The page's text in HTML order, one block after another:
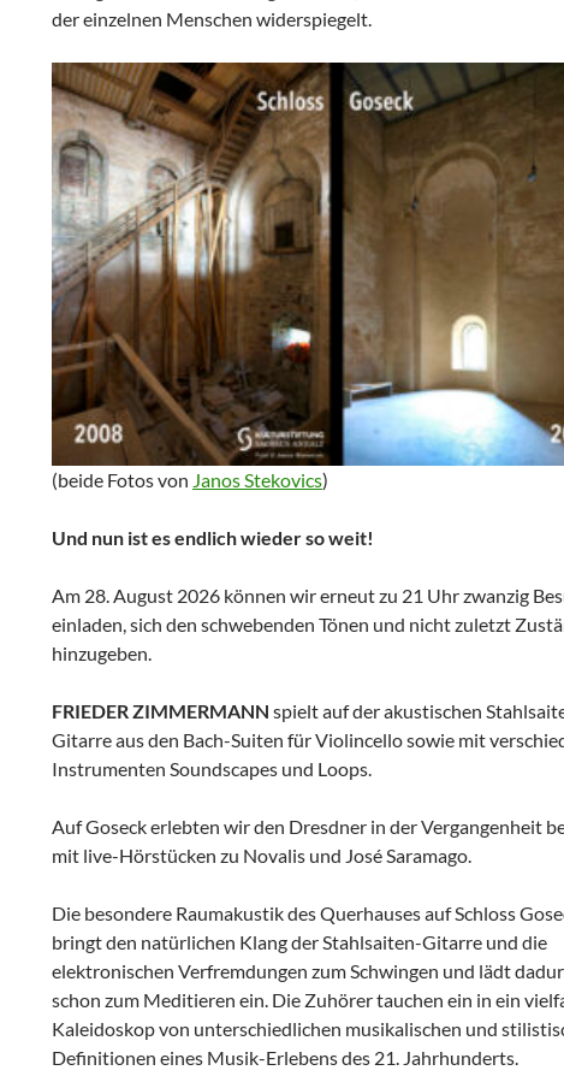
der einzelnen Menschen widerspiegelt.
(beide Fotos von Janos Stekovics)
Und nun ist es endlich wieder so weit!
Am 28. August 2026 können wir erneut zu 21 Uhr zwanzig
einladen, sich den schwebenden Tönen und nicht zuletzt
hinzugeben.
FRIEDER ZIMMERMANN spielt auf der akustischen
Gitarre aus den Bach-Suiten für Violincello sowie mit
Instrumenten Soundscapes und Loops.
Auf Goseck erlebten wir den Dresdner in der Vergangenheit
mit live-Hörstücken zu Novalis und José Saramago.
Die besondere Raumakustik des Querhauses auf Schloss
bringt den natürlichen Klang der Stahlsaiten-Gitarre und die
elektronischen Verfremdungen zum Schwingen und lädt
schon zum Meditieren ein. Die Zuhörer tauchen ein in ein
Kaleidoskop von unterschiedlichen musikalischen und
Definitionen eines Musik-Erlebens des 21. Jahrhunderts.